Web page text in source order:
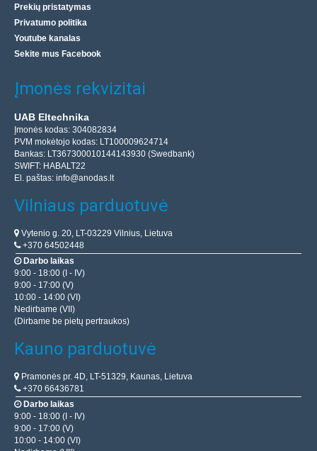
Prekių pristatymas
Privatumo politika
Youtube kanalas
Sekite mus Facebook
Įmonės rekvizitai
UAB Eltechnika
Įmonės kodas: 304082834
PVM mokėtojo kodas: LT100009624714
Bankas: LT367300010144143930 (Swedbank)
SWIFT: HABALT22
El. paštas: info@anodas.lt
Vilniaus parduotuvė
Vytenio g. 20, LT-03229 Vilnius, Lietuva
+370 64502448
Darbo laikas
9:00 - 18:00 (I - IV)
9:00 - 17:00 (V)
10:00 - 14:00 (VI)
Nedirbame (VII)
(Dirbame be pietų pertraukos)
Kauno parduotuvė
Pramonės pr. 4D, LT-51329, Kaunas, Lietuva
+370 66436781
Darbo laikas
9:00 - 18:00 (I - IV)
9:00 - 17:00 (V)
10:00 - 14:00 (VI)